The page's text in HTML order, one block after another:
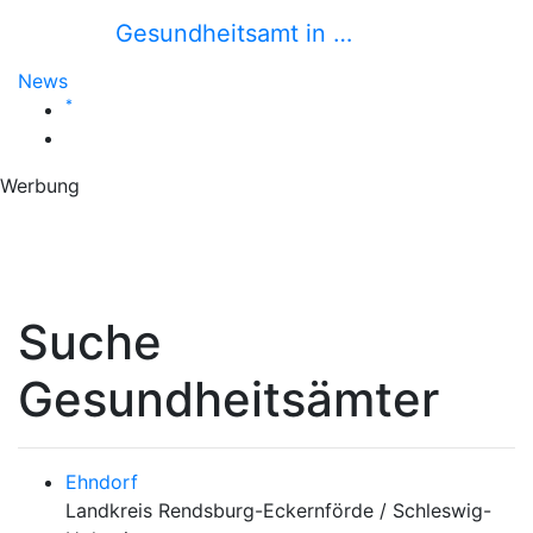
Gesundheitsamt in …
News
*
Werbung
Suche
Gesundheitsämter
Ehndorf
Landkreis Rendsburg-Eckernförde / Schleswig-